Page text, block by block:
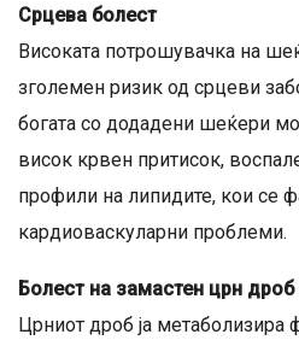
Срцева болест
Високата потрошувачка на
зголемен ризик од срцеви
богата со додадени шеќери
висок крвен притисок,
профили на липидите, кои се
кардиоваскуларни проблеми.
Болест на замастен црн дроб
Црниот дроб ја метаболизира